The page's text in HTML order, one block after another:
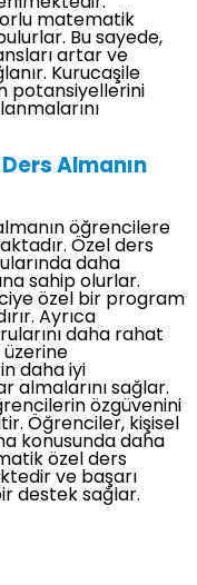
matematik
Bu sayede,
artar ve
Kurucaşile
potansiyellerini
Almanın
öğrencilere
Özel ders
daha
sahip olurlar.
özel bir program
Ayrıca
daha rahat
üzerine
daha iyi
almalarını sağlar.
özgüvenini
Öğrenciler, kişisel
konusunda daha
özel ders
ve başarı
destek sağlar.